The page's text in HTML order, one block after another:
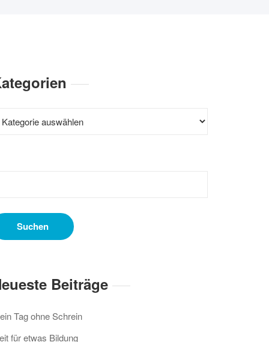
Beiträge
Tag ohne Schrein
für etwas Bildung